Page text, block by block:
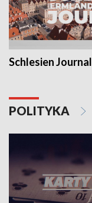
Schlesien Journal
POLITYKA